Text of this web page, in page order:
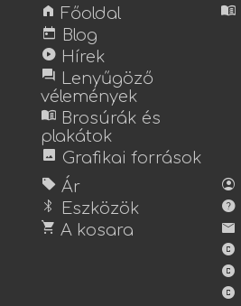
home Főoldal
today Blog
play_circle Hírek
forum Lenyűgöző
vélemények
menu_book Brosúrák és
plakátok
image Grafikai források
menu_book
sell Ár
bluetooth Eszközök
shopping_cart A kosara
account_circle
help
mail
copyright
copyright
copyright